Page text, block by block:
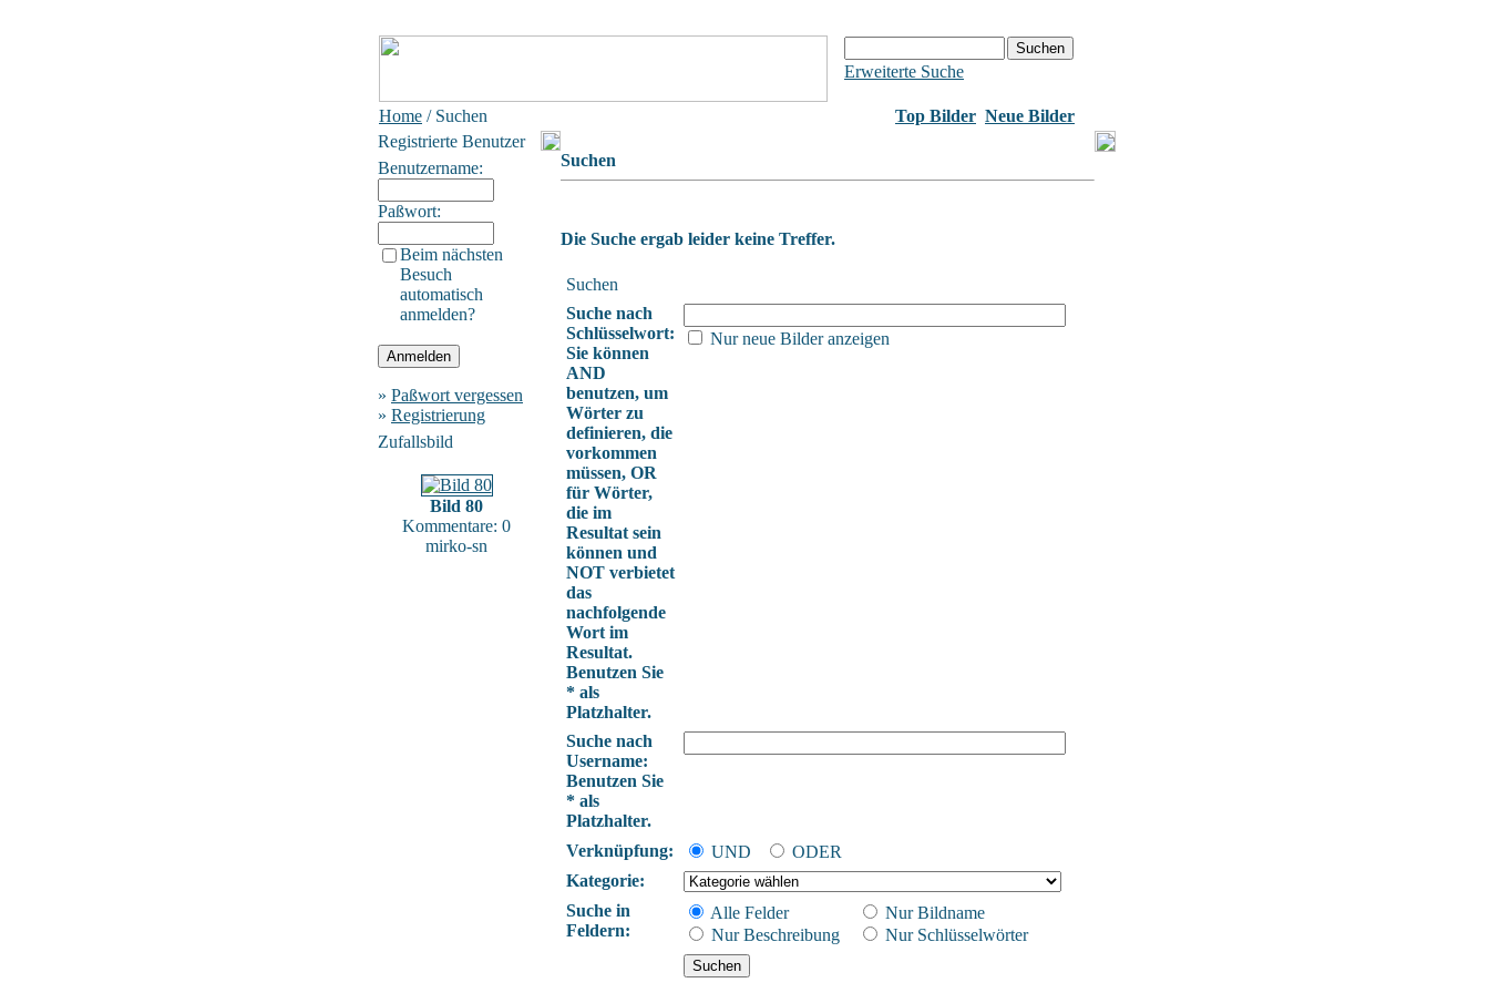
Erweiterte Suche
Home / Suchen Top Bilder Neue Bilder
Registrierte Benutzer
Benutzername:
Paßwort:
Beim nächsten
Besuch
automatisch
anmelden?
» Paßwort vergessen
» Registrierung
Zufallsbild
Bild 80
Kommentare: 0
mirko-sn
Suchen
Die Suche ergab leider keine Treffer.
Suchen
Suche nach
Schlüsselwort:
Sie können
AND
benutzen, um
Wörter zu
definieren, die
vorkommen
müssen, OR
für Wörter,
die im
Resultat sein
können und
NOT verbietet
das
nachfolgende
Wort im
Resultat.
Benutzen Sie
* als
Platzhalter.
Nur neue Bilder anzeigen
Suche nach
Username:
Benutzen Sie
* als
Platzhalter.
Verknüpfung:
UND
ODER
Kategorie:
Suche in
Feldern:
Alle Felder
Nur Bildname
Nur Beschreibung
Nur Schlüsselwörter